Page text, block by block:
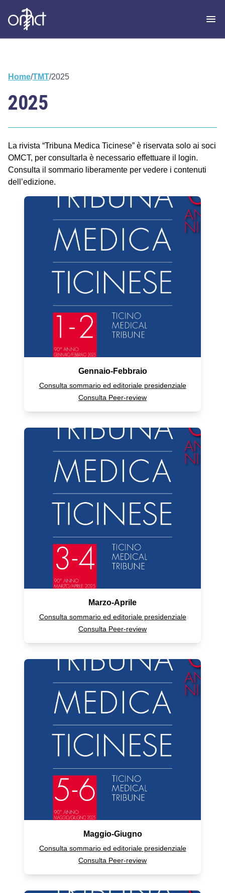
Home/TMT/2025
2025
La rivista “Tribuna Medica Ticinese” è riservata solo ai soci
OMCT, per consultarla è necessario effettuare il login.
Consulta il sommario liberamente per vedere i contenuti
dell’edizione.
Gennaio-Febbraio
Consulta sommario ed editoriale presidenziale
Consulta Peer-review
Marzo-Aprile
Consulta sommario ed editoriale presidenziale
Consulta Peer-review
Maggio-Giugno
Consulta sommario ed editoriale presidenziale
Consulta Peer-review